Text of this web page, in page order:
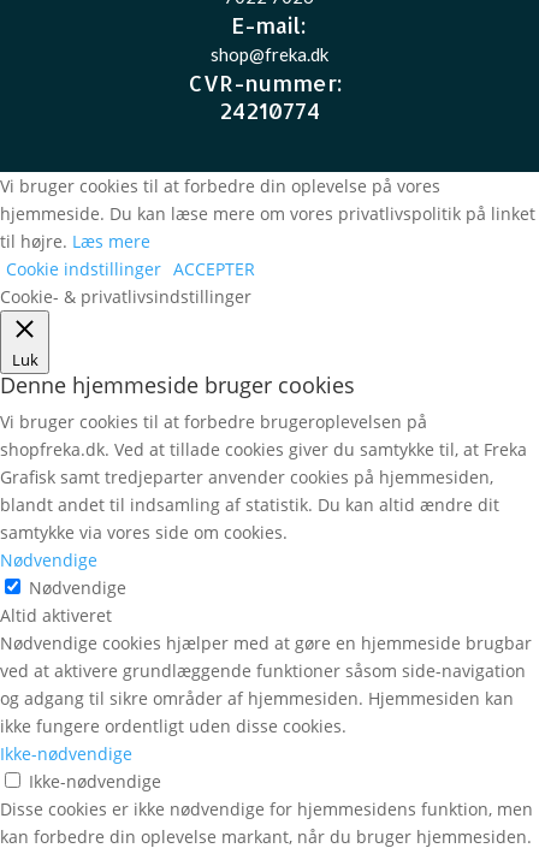
E-mail:
shop@freka.dk
CVR-nummer:
24210774
Vi bruger cookies til at forbedre din oplevelse på vores
hjemmeside. Du kan læse mere om vores privatlivspolitik på linket
til højre. Læs mere
Cookie indstillinger ACCEPTER
Cookie- & privatlivsindstillinger
Luk
Denne hjemmeside bruger cookies
Vi bruger cookies til at forbedre brugeroplevelsen på
shopfreka.dk. Ved at tillade cookies giver du samtykke til, at Freka
Grafisk samt tredjeparter anvender cookies på hjemmesiden,
blandt andet til indsamling af statistik. Du kan altid ændre dit
samtykke via vores side om cookies.
Nødvendige
Nødvendige
Altid aktiveret
Nødvendige cookies hjælper med at gøre en hjemmeside brugbar
ved at aktivere grundlæggende funktioner såsom side-navigation
og adgang til sikre områder af hjemmesiden. Hjemmesiden kan
ikke fungere ordentligt uden disse cookies.
Ikke-nødvendige
Ikke-nødvendige
Disse cookies er ikke nødvendige for hjemmesidens funktion, men
kan forbedre din oplevelse markant, når du bruger hjemmesiden.